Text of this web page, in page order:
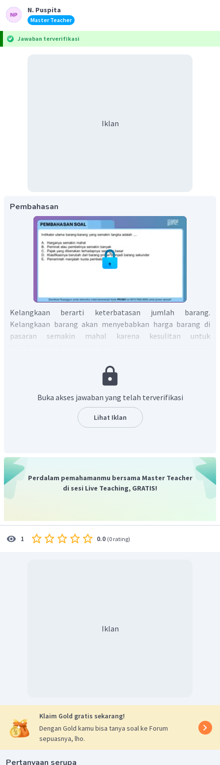
N. Puspita
Master Teacher
Jawaban terverifikasi
Iklan
Pembahasan
Kelangkaan berarti keterbatasan jumlah barang.
Kelangkaan barang akan menyebabkan harga barang di
pasaran semakin mahal karena kesulitan untuk
Buka akses jawaban yang telah terverifikasi
Lihat Iklan
Perdalam pemahamanmu bersama Master Teacher
di sesi Live Teaching, GRATIS!
1 0.0 (0 rating)
Iklan
Klaim Gold gratis sekarang!
Dengan Gold kamu bisa tanya soal ke Forum
sepuasnya, lho.
Pertanyaan serupa